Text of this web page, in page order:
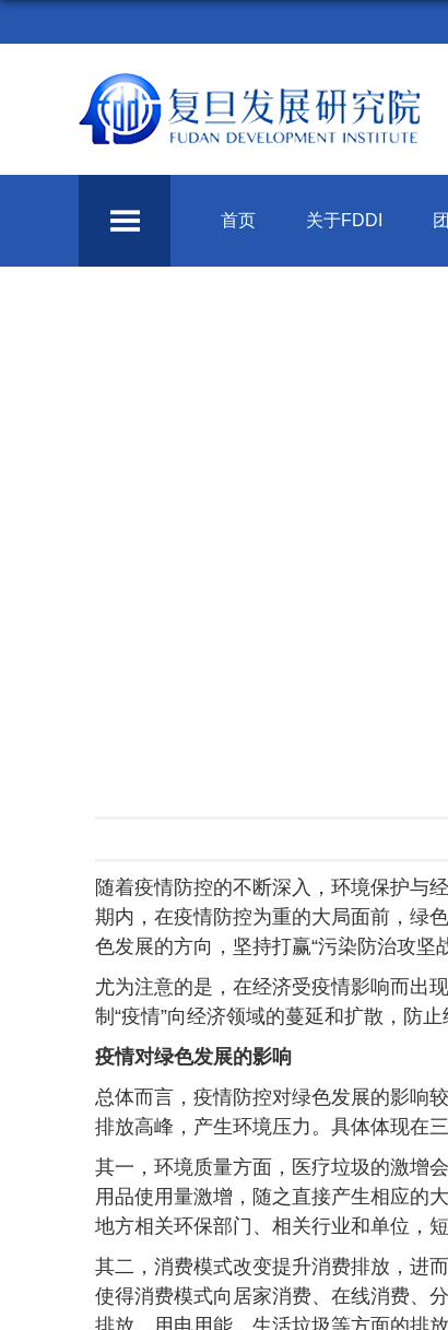
首页 关于FDDI
随着疫情防控的不断深入，环境保护与
期内，在疫情防控为重的大局面前，绿
色发展的方向，坚持打赢“污染防治攻坚
尤为注意的是，在经济受疫情影响而出
制“疫情”向经济领域的蔓延和扩散，防止
疫情对绿色发展的影响
总体而言，疫情防控对绿色发展的影响
排放高峰，产生环境压力。具体体现在三
其一，环境质量方面，医疗垃圾的激增
用品使用量激增，随之直接产生相应的
地方相关环保部门、相关行业和单位，
其二，消费模式改变提升消费排放，进
使得消费模式向居家消费、在线消费、
排放、用电用能、生活垃圾等方面的排